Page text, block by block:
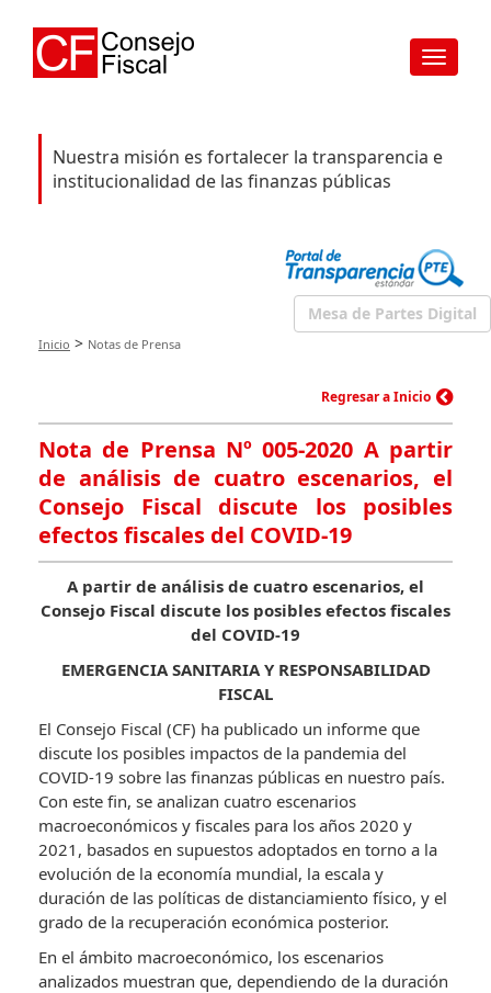
Toggle
Nuestra misión es fortalecer la transparencia e
institucionalidad de las finanzas públicas
Mesa de Partes Digital
Inicio > Notas de Prensa
Regresar a Inicio
Nota de Prensa Nº 005-2020 A partir
de análisis de cuatro escenarios, el
Consejo Fiscal discute los posibles
efectos fiscales del COVID-19
A partir de análisis de cuatro escenarios, el
Consejo Fiscal discute los posibles efectos fiscales
del COVID-19
EMERGENCIA SANITARIA Y RESPONSABILIDAD
FISCAL
El Consejo Fiscal (CF) ha publicado un informe que
discute los posibles impactos de la pandemia del
COVID-19 sobre las finanzas públicas en nuestro país.
Con este fin, se analizan cuatro escenarios
macroeconómicos y fiscales para los años 2020 y
2021, basados en supuestos adoptados en torno a la
evolución de la economía mundial, la escala y
duración de las políticas de distanciamiento físico, y el
grado de la recuperación económica posterior.
En el ámbito macroeconómico, los escenarios
analizados muestran que, dependiendo de la duración